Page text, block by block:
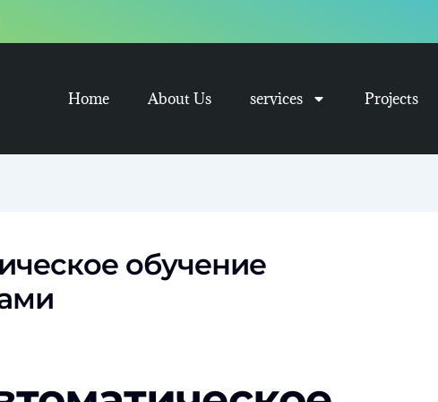
Home About Us services Projects
обучение